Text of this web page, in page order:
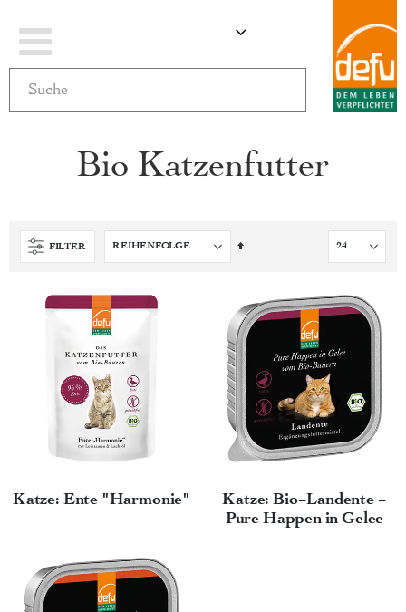
Navigation MEIN
Bio Katzenfutter
FILTER
Absteigend
Katze: Ente "Harmonie"
Katze: Bio-Landente -
Pure Happen in Gelee